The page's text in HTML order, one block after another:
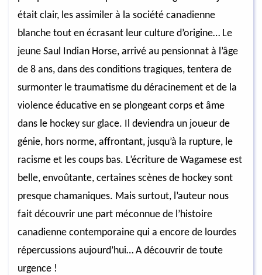
était clair, les assimiler à la société canadienne
blanche tout en écrasant leur culture d’origine… Le
jeune Saul Indian Horse, arrivé au pensionnat à l’âge
de 8 ans, dans des conditions tragiques, tentera de
surmonter le traumatisme du déracinement et de la
violence éducative en se plongeant corps et âme
dans le hockey sur glace. Il deviendra un joueur de
génie, hors norme, affrontant, jusqu’à la rupture, le
racisme et les coups bas. L’écriture de Wagamese est
belle, envoûtante, certaines scènes de hockey sont
presque chamaniques. Mais surtout, l’auteur nous
fait découvrir une part méconnue de l’histoire
canadienne contemporaine qui a encore de lourdes
répercussions aujourd’hui… A découvrir de toute
urgence !